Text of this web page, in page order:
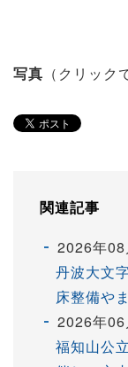
写真 （クリッ
関連記事
2026年08
丹波大文
床整備や
2026年06
福知山公